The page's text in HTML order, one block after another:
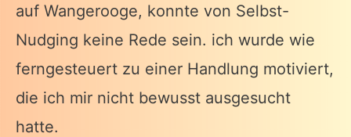
auf Wangerooge, konnte von Selbst-
Nudging keine Rede sein. ich wurde wie
ferngesteuert zu einer Handlung motiviert,
die ich mir nicht bewusst ausgesucht
hatte.